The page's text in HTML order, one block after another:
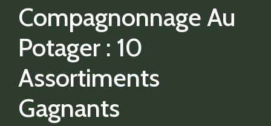
Compagnonnage Au
Potager : 10
Assortiments
Gagnants